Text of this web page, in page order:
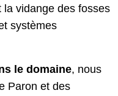
la vidange des fosses
systèmes
le domaine, nous
Paron et des